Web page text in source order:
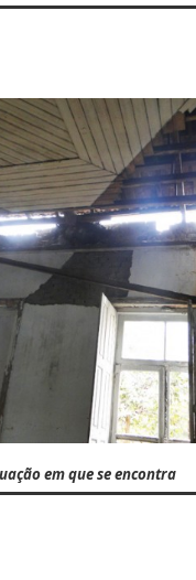
em que se encontra